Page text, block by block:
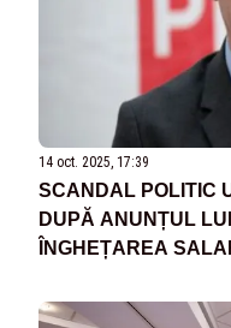
14 oct. 2025, 17:39
SCANDAL POLITIC
DUPĂ ANUNȚUL
ÎNGHEȚAREA